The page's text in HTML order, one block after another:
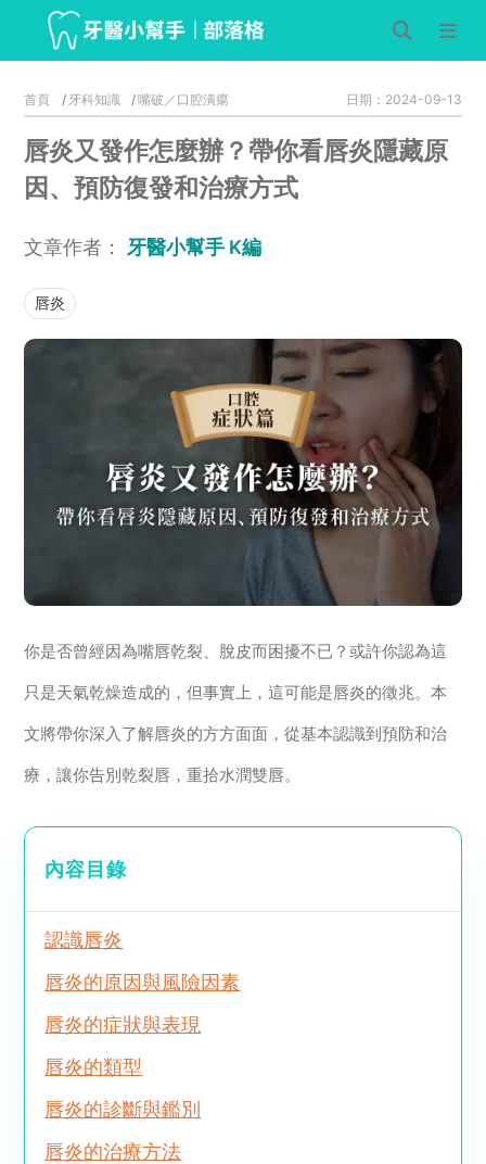
首頁 牙科知識 嘴破／口腔潰瘍 日期：2024-09-13
唇炎又發作怎麼辦？帶你看唇炎隱藏原
因、預防復發和治療方式
文章作者： 牙醫小幫手 K編
唇炎
你是否曾經因為嘴唇乾裂、脫皮而困擾不已？或許你認為這
只是天氣乾燥造成的，但事實上，這可能是唇炎的徵兆。本
文將帶你深入了解唇炎的方方面面，從基本認識到預防和治
療，讓你告別乾裂唇，重拾水潤雙唇。
內容目錄
認識唇炎
唇炎的原因與風險因素
唇炎的症狀與表現
唇炎的類型
唇炎的診斷與鑑別
唇炎的治療方法